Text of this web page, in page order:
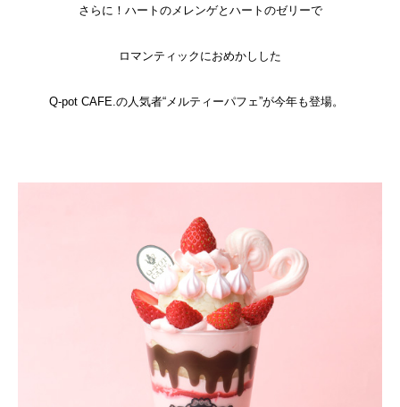
さらに！ハートのメレンゲとハートのゼリーで
ロマンティックにおめかしした
Q-pot CAFE.の人気者“メルティーパフェ”が今年も登場。